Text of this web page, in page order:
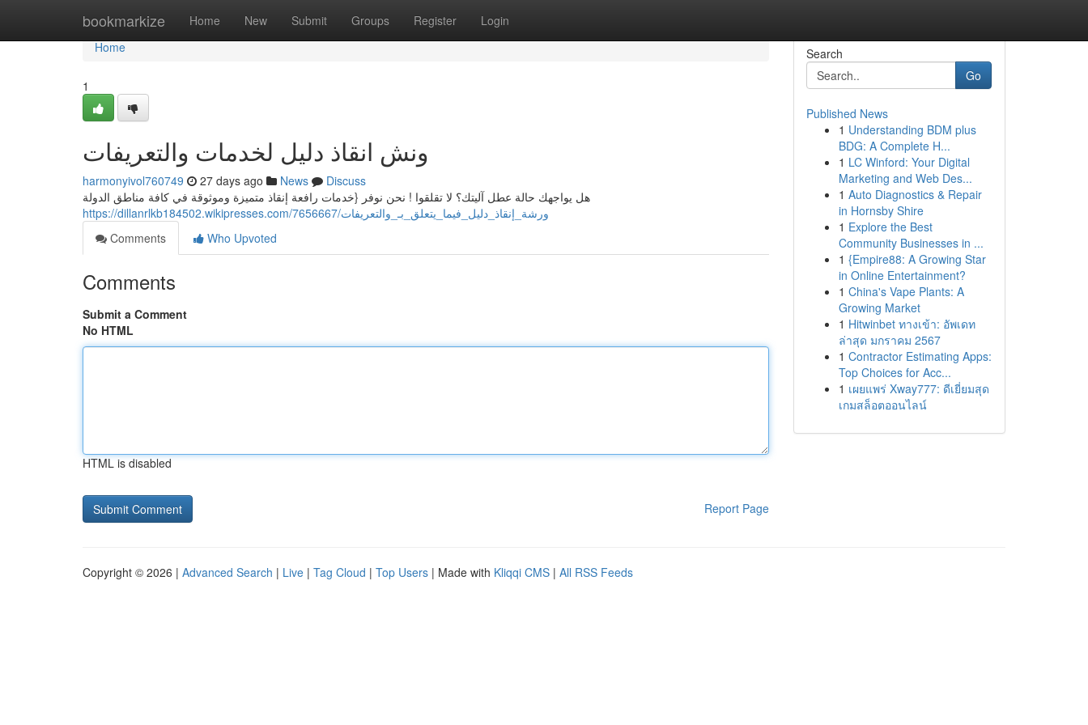
bookmarkize Home New Submit Groups Register Login
Home
Home
1
ونش انقاذ دليل لخدمات والتعريفات
harmonyivol760749 27 days ago News
Discuss
هل يواجهك حالة عطل آليتك؟ لا تقلقوا ! نحن نوفر {خدمات رافعة إنقاذ متميزة وموثوقة في كافة مناطق الدولة
https://dillanrlkb184502.wikipresses.com/7656667/ورشة_إنقاذ_دليل_فيما_يتعلق_بـ_والتعريفات
Comments
Who Upvoted
Comments
Submit a Comment
No HTML
HTML is disabled
Report Page
Search
Go
Published News
1 Understanding BDM plus
BDG: A Complete H...
1 LC Winford: Your Digital
Marketing and Web Des...
1 Auto Diagnostics & Repair
in Hornsby Shire
1 Explore the Best
Community Businesses in ...
1 {Empire88: A Growing Star
in Online Entertainment?
1 China's Vape Plants: A
Growing Market
1 Hitwinbet ทางเข้า: อัพเดท
ล่าสุด มกราคม 2567
1 Contractor Estimating Apps:
Top Choices for Acc...
1 เผยแพร่ Xway777: ดีเยี่ยมสุด
เกมสล็อตออนไลน์
Copyright © 2026 | Advanced Search | Live | Tag Cloud | Top Users | Made with Kliqqi CMS | All RSS Feeds